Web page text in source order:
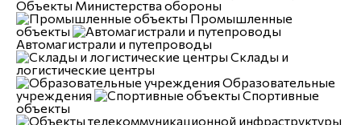
Объекты Министерства обороны
Промышленные
объекты
Автомагистрали и путепроводы
Склады и
логистические центры
Образовательные
учреждения
Спортивные
объекты